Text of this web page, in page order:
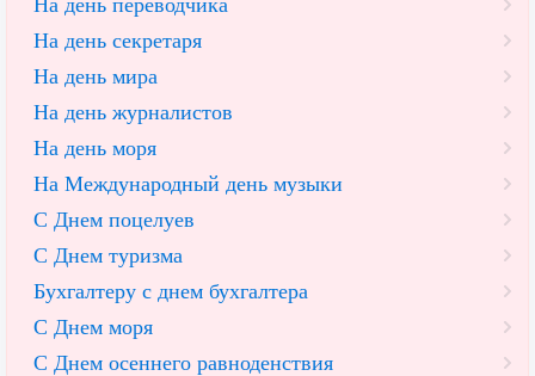
На день секретаря
На день мира
На день журналистов
На день моря
На Международный день музыки
С Днем поцелуев
С Днем туризма
Бухгалтеру с днем бухгалтера
С Днем моря
С Днем осеннего равноденствия